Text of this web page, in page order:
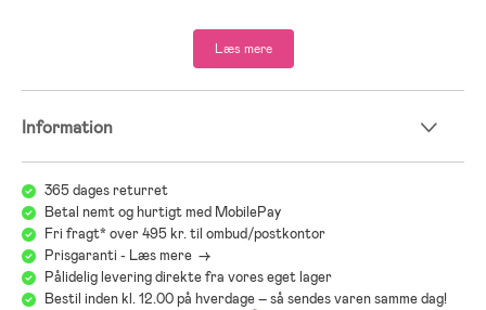
- Plastik, metal.
Læs mere
Information
365 dages returret
Betal nemt og hurtigt med MobilePay
Fri fragt* over 495 kr. til ombud/postkontor
Prisgaranti - Læs mere ->
Pålidelig levering direkte fra vores eget lager
Bestil inden kl. 12.00 på hverdage – så sendes varen samme dag!